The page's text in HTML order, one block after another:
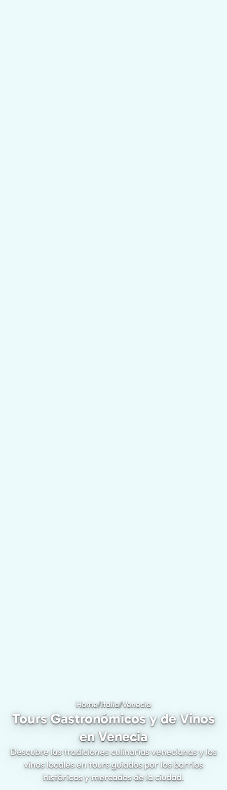
Home/Italia/VeneciaTours
Tours Gastronómicos y de Vinos
en Venecia
Descubre las tradiciones culinarias venecianas y los
vinos locales en tours guiados por los barrios
históricos y mercados de la ciudad.